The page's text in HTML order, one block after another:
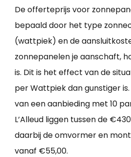
De offerteprijs voor
bepaald door het type
(wattpiek) en de
zonnepanelen je aanschaft,
is. Dit is het effect van de
per Wattpiek dan gunstiger
van een aanbieding met 10
L’Alleud liggen tussen de
daarbij de omvormer en
vanaf €55,00.